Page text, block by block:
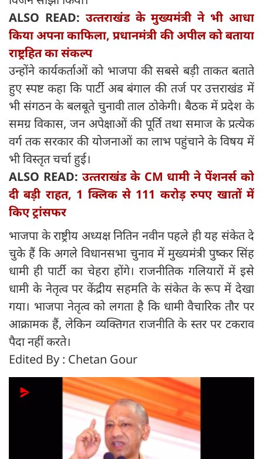
ALSO READ: उत्‍तराखंड के मुख्यमंत्री ने भी आधा
किया अपना काफिला, प्रधानमंत्री की अपील को बताया
राष्ट्रहित का संकल्प
उन्होंने कार्यकर्ताओं को भाजपा की सबसे बड़ी ताकत बताते
हुए स्पष्ट कहा कि पार्टी अब बंगाल की तर्ज पर उत्तराखंड में
भी संगठन के बलबूते चुनावी ताल ठोकेगी। बैठक में प्रदेश के
समग्र विकास, जन अपेक्षाओं की पूर्ति तथा समाज के प्रत्येक
वर्ग तक सरकार की योजनाओं का लाभ पहुंचाने के विषय में
भी विस्तृत चर्चा हुई।
ALSO READ: उत्‍तराखंड के CM धामी ने पेंशनर्स को
दी बड़ी राहत, 1 क्लिक से 111 करोड़ रुपए खातों में
किए ट्रांसफर
भाजपा के राष्ट्रीय अध्यक्ष नितिन नवीन पहले ही यह संकेत दे
चुके हैं कि अगले विधानसभा चुनाव में मुख्यमंत्री पुष्कर सिंह
धामी ही पार्टी का चेहरा होंगे। राजनीतिक गलियारों में इसे
धामी के नेतृत्व पर केंद्रीय सहमति के संकेत के रूप में देखा
गया। भाजपा नेतृत्व को लगता है कि धामी वैचारिक तौर पर
आक्रामक हैं, लेकिन व्यक्तिगत राजनीति के स्तर पर टकराव
पैदा नहीं करते।
Edited By : Chetan Gour